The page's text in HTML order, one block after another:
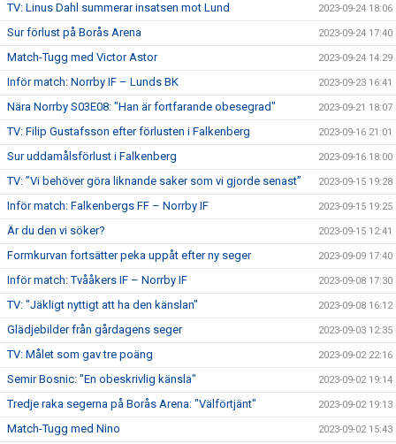
TV: Linus Dahl summerar insatsen mot Lund 2023-09-24 18:06
Sur förlust på Borås Arena 2023-09-24 17:40
Match-Tugg med Victor Astor 2023-09-24 14:29
Inför match: Norrby IF – Lunds BK 2023-09-23 16:41
Nära Norrby S03E08: "Han är fortfarande obesegrad" 2023-09-21 18:07
TV: Filip Gustafsson efter förlusten i Falkenberg 2023-09-16 21:01
Sur uddamålsförlust i Falkenberg 2023-09-16 18:00
TV: ”Vi behöver göra liknande saker som vi gjorde senast” 2023-09-15 19:28
Inför match: Falkenbergs FF – Norrby IF 2023-09-15 19:25
Är du den vi söker? 2023-09-15 12:41
Formkurvan fortsätter peka uppåt efter ny seger 2023-09-09 17:40
Inför match: Tvååkers IF – Norrby IF 2023-09-08 17:30
TV: "Jäkligt nyttigt att ha den känslan" 2023-09-08 16:12
Glädjebilder från gårdagens seger 2023-09-03 12:35
TV: Målet som gav tre poäng 2023-09-02 22:16
Semir Bosnic: "En obeskrivlig känsla" 2023-09-02 19:14
Tredje raka segerna på Borås Arena: "Välförtjänt" 2023-09-02 19:13
Match-Tugg med Nino 2023-09-02 15:43